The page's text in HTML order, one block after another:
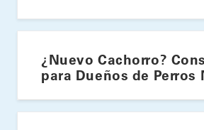
¿Nuevo Cachorro?
para Dueños de Perros